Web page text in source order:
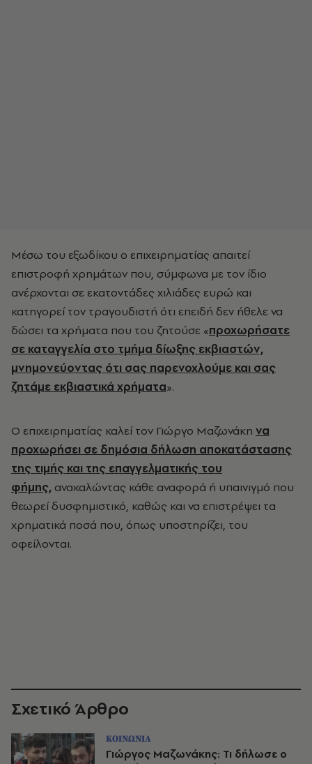
Μέσω του εξωδίκου ο επιχειρηματίας απαιτεί
επιστροφή χρημάτων που, σύμφωνα με τον ίδιο
ανέρχονται σε εκατοντάδες χιλιάδες ευρώ και
κατηγορεί τον τραγουδιστή ότι επειδή δεν ήθελε να
δώσει τα χρήματα που του ζητούσε «προχωρήσατε
σε καταγγελία στο τμήμα δίωξης εκβιαστών,
μνημονεύοντας ότι σας παρενοχλούμε και σας
ζητάμε εκβιαστικά χρήματα».
Ο επιχειρηματίας καλεί τον Γιώργο Μαζωνάκη να
προχωρήσει σε δημόσια δήλωση αποκατάστασης
της τιμής και της επαγγελματικής του
φήμης, ανακαλώντας κάθε αναφορά ή υπαινιγμό που
θεωρεί δυσφημιστικό, καθώς και να επιστρέψει τα
χρηματικά ποσά που, όπως υποστηρίζει, του
οφείλονται.
Σχετικό Άρθρο
ΚΟΙΝΩΝΙΑ
Γιώργος Μαζωνάκης: Τι δήλωσε ο